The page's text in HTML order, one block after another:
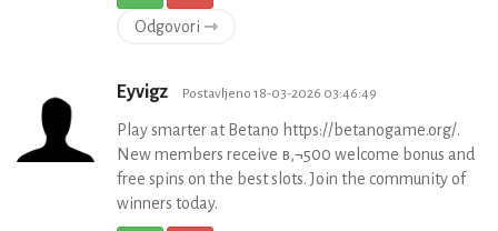
Odgovori ⇾
Eyvigz Postavljeno 18-03-2026 03:46:49
Play smarter at Betano https://betanogame.org/.
New members receive в‚¬500 welcome bonus and
free spins on the best slots. Join the community of
winners today.